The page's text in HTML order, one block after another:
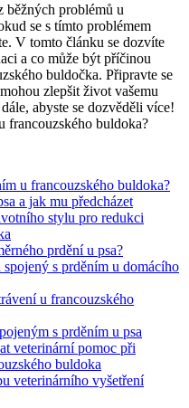
běžných problémů u
se s tímto problémem
V tomto článku se dozvíte
a co může být příčinou
buldočka. Připravte se
zlepšit život vašemu
abyste se dozvěděli více!
u francouzského buldoka?
a jak mu předcházet
stylu pro redukci
prdění u psa?
s prděním u domácího
u francouzského
s prděním u psa
veterinární pomoc při
buldoka
veterinárního vyšetření